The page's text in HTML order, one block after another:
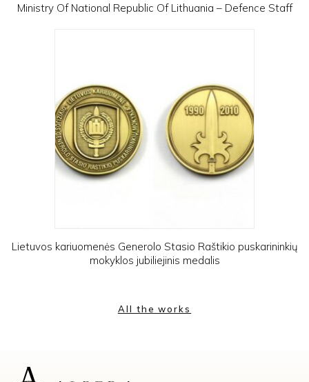
Ministry Of National Republic Of Lithuania – Defence Staff
Lietuvos kariuomenės Generolo Stasio Raštikio puskarininkių
mokyklos jubiliejinis medalis
All the works